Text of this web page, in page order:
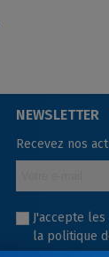
NEWSLETTER
Recevez nos
J'accepte
la politique